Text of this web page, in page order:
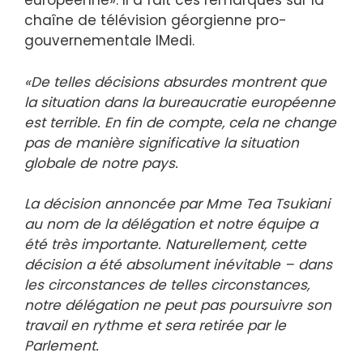
chaîne de télévision géorgienne pro-
gouvernementale IMedi.
«De telles décisions absurdes montrent que
la situation dans la bureaucratie européenne
est terrible. En fin de compte, cela ne change
pas de manière significative la situation
globale de notre pays.
La décision annoncée par Mme Tea Tsukiani
au nom de la délégation et notre équipe a
été très importante. Naturellement, cette
décision a été absolument inévitable – dans
les circonstances de telles circonstances,
notre délégation ne peut pas poursuivre son
travail en rythme et sera retirée par le
Parlement.